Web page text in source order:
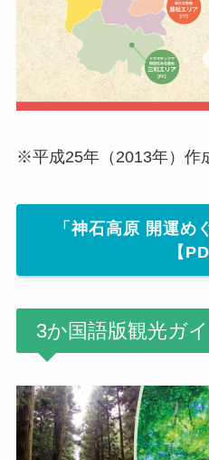
※平成25年（2013年）作
「神石高原 開運め
【
3か国語版観光ガ